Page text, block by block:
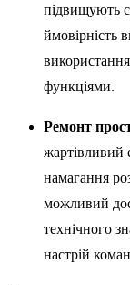
підвищують
ймовірність
функціями.
Ремонт
жартівливий
намагання
можливий
технічного
настрій